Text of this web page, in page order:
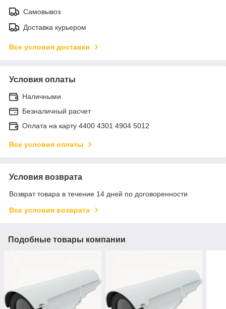
Самовывоз
Доставка курьером
Все условия доставки
Условия оплаты
Наличными
Безналичный расчет
Оплата на карту 4400 4301 4904 5012
Все условия оплаты
Условия возврата
Возврат товара в течение 14 дней по договоренности
Все условия возврата
Подобные товары компании